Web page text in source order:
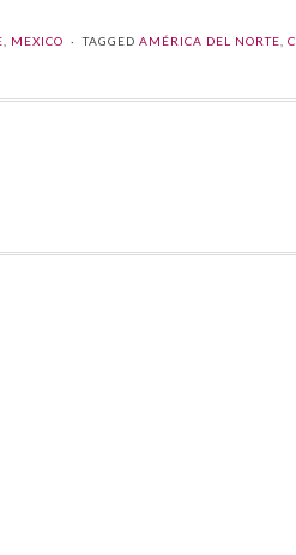
MEXICO TAGGED AMÉRICA DEL NORTE